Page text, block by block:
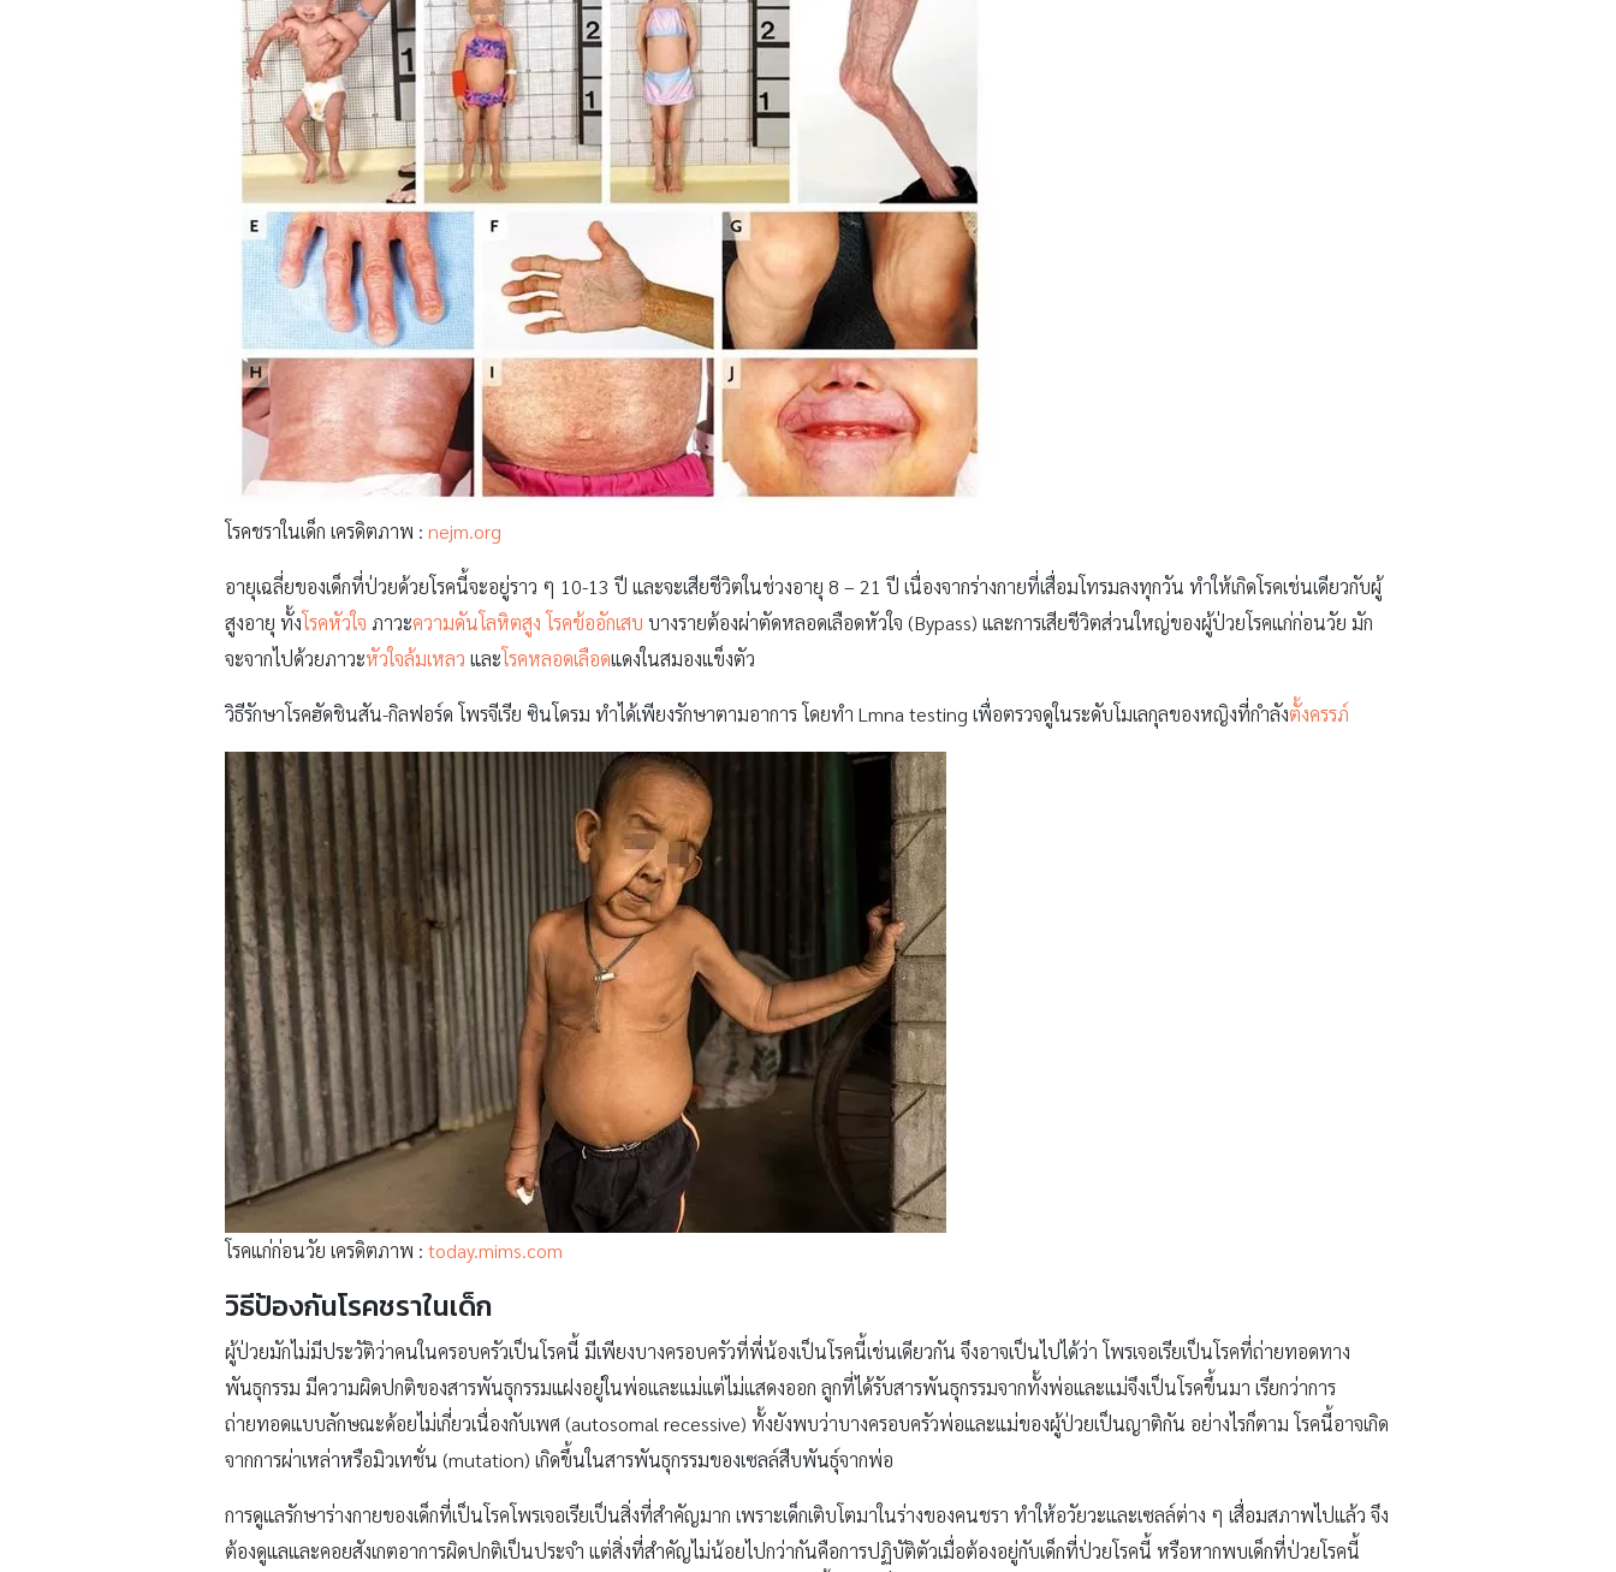
โรคชราในเด็ก เครดิตภาพ : nejm.org
อายุเฉลี่ยของเด็กที่ป่วยด้วยโรคนี้จะอยู่ราว ๆ 10-13 ปี และจะเสียชีวิตในช่วงอายุ 8 – 21 ปี เนื่องจากร่างกายที่เสื่อมโทรมลงทุกวัน ทำให้เกิดโรคเช่นเดียวกับผู้
สูงอายุ ทั้งโรคหัวใจ ภาวะความดันโลหิตสูง โรคข้ออักเสบ บางรายต้องผ่าตัดหลอดเลือดหัวใจ (Bypass) และการเสียชีวิตส่วนใหญ่ของผู้ป่วยโรคแก่ก่อนวัย มัก
จะจากไปด้วยภาวะหัวใจล้มเหลว และโรคหลอดเลือดแดงในสมองแข็งตัว
วิธีรักษาโรคฮัดชินสัน-กิลฟอร์ด โพรจีเรีย ซินโดรม ทำได้เพียงรักษาตามอาการ โดยทำ Lmna testing เพื่อตรวจดูในระดับโมเลกุลของหญิงที่กำลังตั้งครรภ์
โรคแก่ก่อนวัย เครดิตภาพ : today.mims.com
วิธีป้องกันโรคชราในเด็ก
ผู้ป่วยมักไม่มีประวัติว่าคนในครอบครัวเป็นโรคนี้ มีเพียงบางครอบครัวที่พี่น้องเป็นโรคนี้เช่นเดียวกัน จึงอาจเป็นไปได้ว่า โพรเจอเรียเป็นโรคที่ถ่ายทอดทาง
พันธุกรรม มีความผิดปกติของสารพันธุกรรมแฝงอยู่ในพ่อและแม่แต่ไม่แสดงออก ลูกที่ได้รับสารพันธุกรรมจากทั้งพ่อและแม่จึงเป็นโรคขึ้นมา เรียกว่าการ
ถ่ายทอดแบบลักษณะด้อยไม่เกี่ยวเนื่องกับเพศ (autosomal recessive) ทั้งยังพบว่าบางครอบครัวพ่อและแม่ของผู้ป่วยเป็นญาติกัน อย่างไรก็ตาม โรคนี้อาจเกิด
จากการผ่าเหล่าหรือมิวเทชั่น (mutation) เกิดขึ้นในสารพันธุกรรมของเซลล์สืบพันธุ์จากพ่อ
การดูแลรักษาร่างกายของเด็กที่เป็นโรคโพรเจอเรียเป็นสิ่งที่สำคัญมาก เพราะเด็กเติบโตมาในร่างของคนชรา ทำให้อวัยวะและเซลล์ต่าง ๆ เสื่อมสภาพไปแล้ว จึง
ต้องดูแลและคอยสังเกตอาการผิดปกติเป็นประจำ แต่สิ่งที่สำคัญไม่น้อยไปกว่ากันคือการปฏิบัติตัวเมื่อต้องอยู่กับเด็กที่ป่วยโรคนี้ หรือหากพบเด็กที่ป่วยโรคนี้